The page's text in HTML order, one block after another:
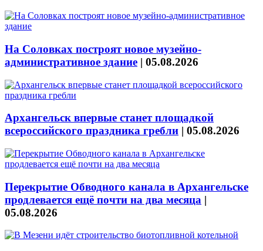
На Соловках построят новое музейно-
административное здание | 05.08.2026
Архангельск впервые станет площадкой
всероссийского праздника гребли | 05.08.2026
Перекрытие Обводного канала в Архангельске
продлевается ещё почти на два месяца |
05.08.2026